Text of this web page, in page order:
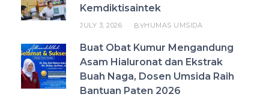
Kemdiktisaintek
JULY 3, 2026 BYHUMAS UMSIDA
Buat Obat Kumur Mengandung
Asam Hialuronat dan Ekstrak
Buah Naga, Dosen Umsida Raih
Bantuan Paten 2026